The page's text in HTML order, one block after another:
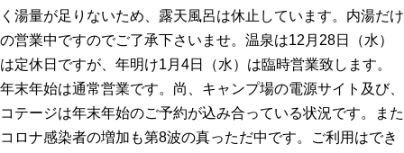
く湯量が足りないため、露天風呂は休止しています。内湯だけ
の営業中ですのでご了承下さいませ。温泉は12月28日（水）
は定休日ですが、年明け1月4日（水）は臨時営業致します。
年末年始は通常営業です。尚、キャンプ場の電源サイト及び、
コテージは年末年始のご予約が込み合っている状況です。また
コロナ感染者の増加も第8波の真っただ中です。ご利用はでき